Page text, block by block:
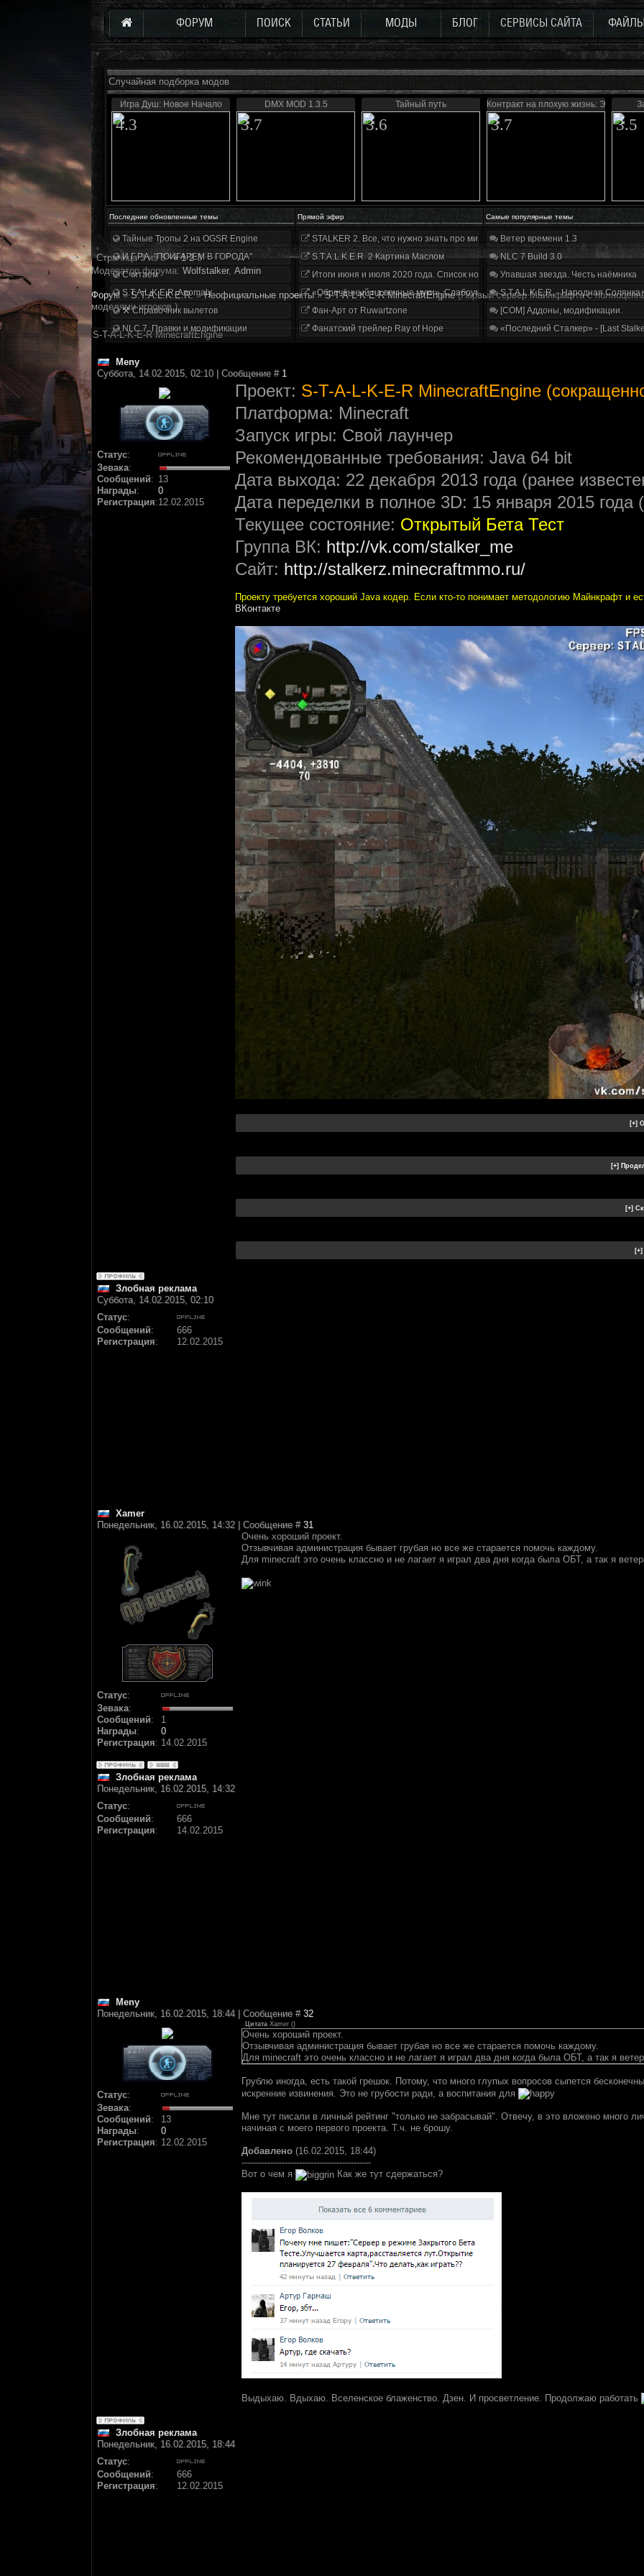
ФОРУМ ПОИСК СТАТЬИ МОДЫ БЛОГ СЕРВИСЫ САЙТА
Случайная подборка модов
Игра Душ: Новое Начало
4.3
DMX MOD 1.3.5
3.7
Тайный путь
3.6
Контракт на плохую жизнь: Эффект
3.7 3.5
Последние обновленные темы Прямой эфир Самые популярные темы
Тайные Тропы 2 на OGSR Engine
И.Г.Р.А. "ПОИГАРЕМ В ГОРОДА"
Считаем
S.T.A.L.K.E.R. Anomaly
⚒ Справочник вылетов
NLC 7. Правки и модификации
STALKER 2. Все, что нужно знать про мир, геймплей и сюжет | Разбор трейлера
S.T.A.L.K.E.R. 2 Картина Маслом
Итоги июня и июля 2020 года. Список нововведений
«Обречённый на вечные муки». Слабоумие и отвага
Фан-Арт от Ruwartzone
Фанатский трейлер Ray of Hope
Ветер времени 1.3
NLC 7 Build 3.0
Упавшая звезда. Честь наёмника
S.T.A.L.K.E.R. - Народная
[COM] Аддоны, модификации.
«Последний Сталкер» - [Last
Страница3из3 « 1 2 3
Модератор форума: Wolfstalker, Аdmin
Форум » S.T.A.L.K.E.R. » Неофициальные проекты » S-T-A-L-K-E-R MinecraftEngine (Первый сервер Майнкрафта с
моделями игроков.)
S-T-A-L-K-E-R MinecraftEngine
Meny
Суббота, 14.02.2015, 02:10 | Сообщение # 1
Статус:
Зевака:
Сообщений: 13
Награды:
0
Регистрация:12.02.2015
Проект: S-T-A-L-K-E-R MinecraftEngine
Платформа: Minecraft
Запуск игры: Свой лаунчер
Рекомендованные требования: Java 64 bit
Дата выхода: 22 декабря 2013 года (ранее
Дата переделки в полное 3D: 15 января 2015
Текущее состояние: Открытый Бета Тест
Группа ВК: http://vk.com/stalker_me
Сайт: http://stalkerz.minecraftmmo.ru/
Проекту требуется хороший Java кодер. Если кто-то понимает методологию Майнкрафт и
ВКонтакте
Злобная реклама
Суббота, 14.02.2015, 02:10
Статус:
Сообщений:
666
Регистрация: 12.02.2015
Xamer
Понедельник, 16.02.2015, 14:32 | Сообщение # 31
Статус:
Зевака:
Сообщений:
1
Награды:
0
Регистрация: 14.02.2015
Очень хороший проект.
Отзывчивая администрация бывает грубая но все же старается помочь каждому.
Для minecraft это очень классно и не лагает я играл два дня когда была ОБТ, а так я
Злобная реклама
Понедельник, 16.02.2015, 14:32
Статус:
Сообщений:
666
Регистрация: 14.02.2015
Meny
Понедельник, 16.02.2015, 18:44 | Сообщение # 32
Статус:
Зевака:
Сообщений:
13
Награды:
0
Регистрация: 12.02.2015
Цитата Xamer ()
Очень хороший проект.
Отзывчивая администрация бывает грубая но все же старается помочь каждому.
Для minecraft это очень классно и не лагает я играл два дня когда была ОБТ, а так я
Грублю иногда, есть такой грешок. Потому, что много глупых вопросов сыпется
искренние извинения. Это не грубости ради, а воспитания для
Мне тут писали в личный рейтинг "только не забрасывай". Отвечу, в это вложено много
начиная с моего первого проекта. Т.ч. не брошу.
Добавлено (16.02.2015, 18:44)
---------------------------------------------
Вот о чем я
Как же тут сдержаться?
Выдыхаю. Вдыхаю. Вселенское блаженство. Дзен. И просветление. Продолжаю работать
Злобная реклама
Понедельник, 16.02.2015, 18:44
Статус:
Сообщений:
666
Регистрация: 12.02.2015